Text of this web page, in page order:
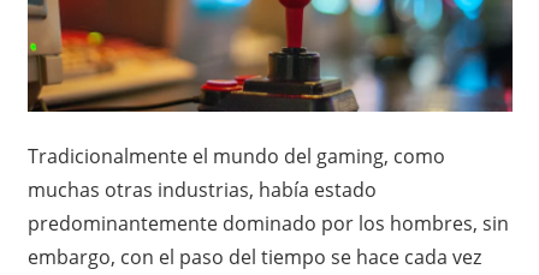
Tradicionalmente el mundo del gaming, como
muchas otras industrias, había estado
predominantemente dominado por los hombres, sin
embargo, con el paso del tiempo se hace cada vez